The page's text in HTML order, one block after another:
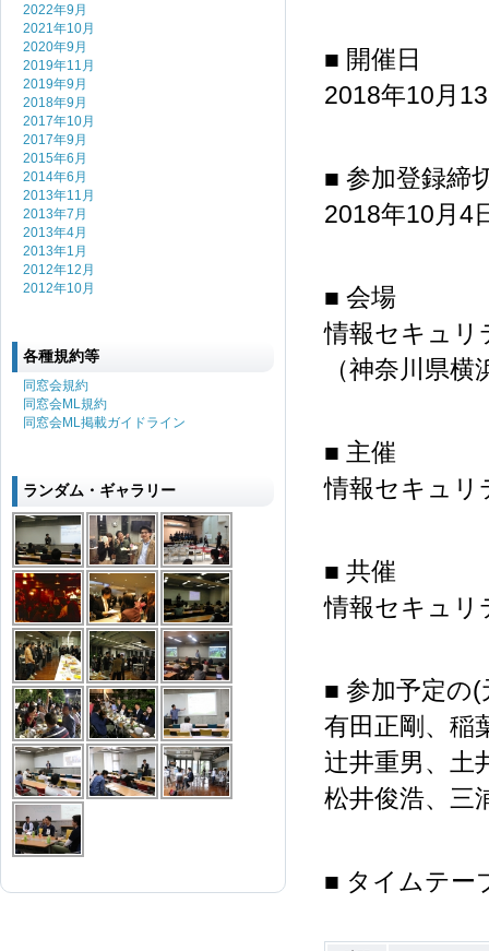
■ 開催日
2018年10月
■ 参加登録締
2018年10月4
■ 会場
情報セキュ
（神奈川県
■ 主催
情報セキュリ
■ 共催
情報セキュリ
■ 参加予定の(
有田正剛、稲
辻井重男、土
松井俊浩、三
■ タイムテー
2022年9月
2021年10月
2020年9月
2019年11月
2019年9月
2018年9月
2017年10月
2017年9月
2015年6月
2014年6月
2013年11月
2013年7月
2013年4月
2013年1月
2012年12月
2012年10月
各種規約等
同窓会規約
同窓会ML規約
同窓会ML掲載ガイドライン
ランダム・ギャラリー